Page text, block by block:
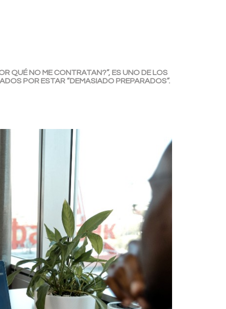
QUÉ NO ME CONTRATAN?”, ES UNO DE LOS
POR ESTAR “DEMASIADO PREPARADOS”.